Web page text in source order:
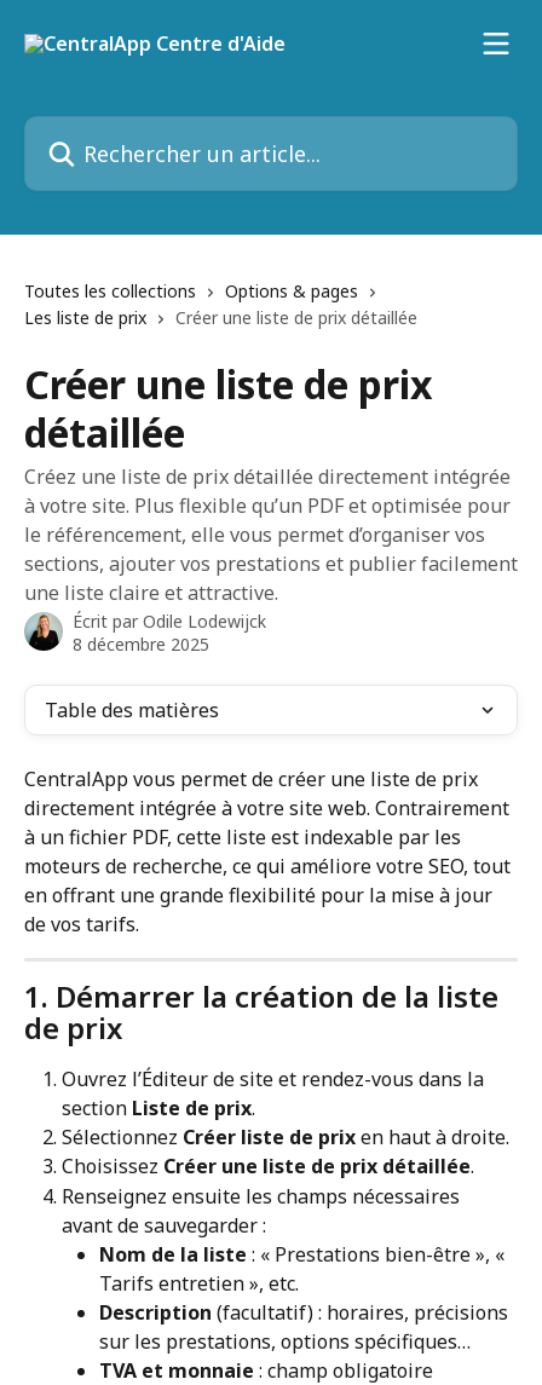
Rechercher un article...
Toutes les collections
Options & pages
Les liste de prix
Créer une liste de prix détaillée
Créer une liste de prix
détaillée
Créez une liste de prix détaillée directement intégrée
à votre site. Plus flexible qu’un PDF et optimisée pour
le référencement, elle vous permet d’organiser vos
sections, ajouter vos prestations et publier facilement
une liste claire et attractive.
Écrit par Odile Lodewijck
8 décembre 2025
Table des matières
CentralApp vous permet de créer une liste de prix
directement intégrée à votre site web. Contrairement
à un fichier PDF, cette liste est indexable par les
moteurs de recherche, ce qui améliore votre SEO, tout
en offrant une grande flexibilité pour la mise à jour
de vos tarifs.
1. Démarrer la création de la liste
de prix
Ouvrez l’Éditeur de site et rendez-vous dans la
section Liste de prix.
Sélectionnez Créer liste de prix en haut à droite.
Choisissez Créer une liste de prix détaillée.
Renseignez ensuite les champs nécessaires
avant de sauvegarder :
Nom de la liste : « Prestations bien-être », «
Tarifs entretien », etc.
Description (facultatif) : horaires, précisions
sur les prestations, options spécifiques…
TVA et monnaie : champ obligatoire